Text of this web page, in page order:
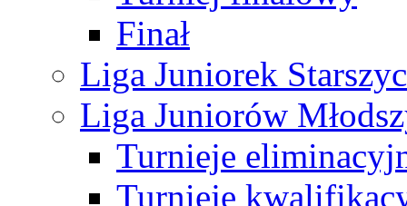
Finał
Liga Juniorek
Liga Juniorów
Turnieje
Turnieje